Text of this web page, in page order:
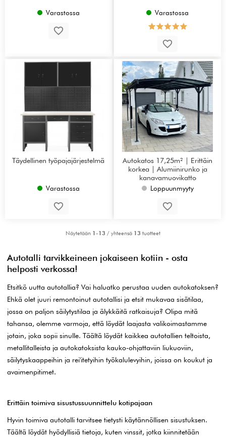
Varastossa Varastossa
Täydellinen työpajajärjestelmä
Varastossa
Autokatos 17,25m² | Erittäin
korkea | Alumiinirunko ja
kanavamuovikatto
Loppuunmyyty
Näytetään 1-13 / yhteensä 13 tuotteet
Autotalli tarvikkeineen jokaiseen kotiin - osta
helposti verkossa!
Etsitkö uutta autotallia? Vai haluatko perustaa uuden autokatoksen?
Ehkä olet juuri remontoinut autotallisi ja etsit mukavaa sisätilaa,
jossa on paljon säilytystilaa ja älykkäitä ratkaisuja? Olipa mitä
tahansa, olemme varmoja, että löydät laajasta valikoimastamme
jotain, joka sopii sinulle. Täältä löydät kaikkea autotallien teltoista,
metallitalleista ja autokatoksista kauko-ohjattaviin liukuoviin,
säilytyskaappeihin ja rei'itetyihin työkalulevyihin, joissa on koukut ja
avaimenpitimet.
Erittäin toimiva sisustussuunnittelu kotipajaan
Hyvin toimiva autotalli tarvitsee tietysti käytännöllisen sisustuksen.
Täältä löydät hyödyllisiä tietoja, kuten vinssit, jotka kiinnitetään